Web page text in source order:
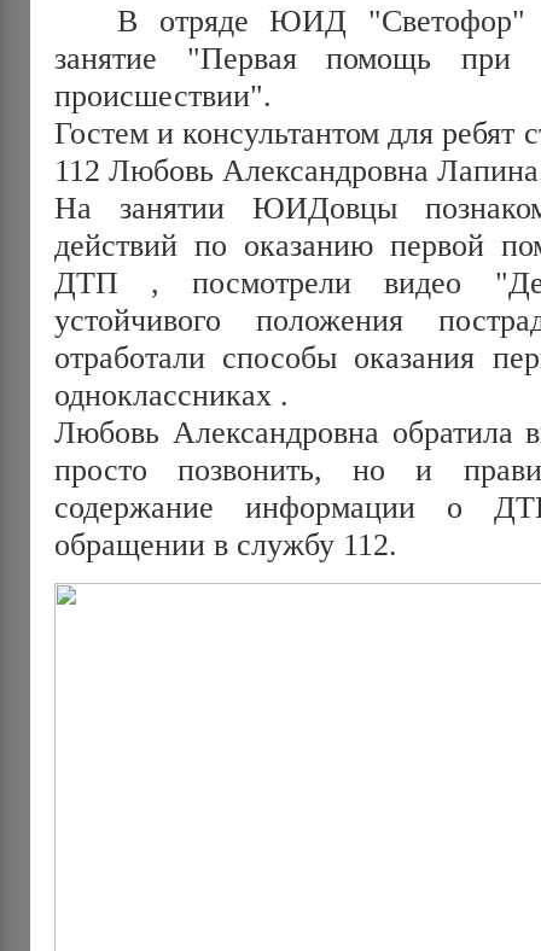
В отряде ЮИД "Светофор"
занятие "Первая помощь при
происшествии".
Гостем и консультантом для ребят
112 Любовь Александровна
На занятии ЮИДовцы
действий по оказанию первой
ДТП , посмотрели видео
устойчивого положения
отработали способы оказания
одноклассниках .
Любовь Александровна обратила
просто позвонить, но и
содержание информации о
обращении в службу 112.